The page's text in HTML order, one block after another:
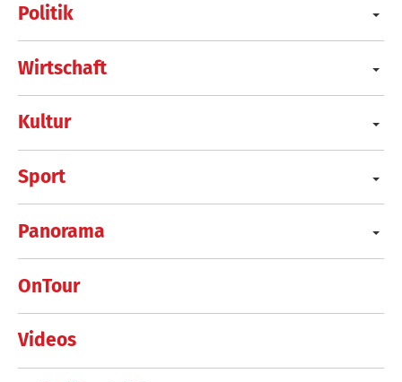
Politik
Wirtschaft
Kultur
Sport
Panorama
OnTour
Videos